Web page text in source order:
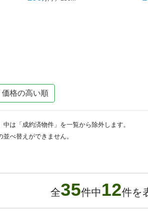
価格の高い順
は「成約済物件」を一覧から除外します。
べ替えができません。
全35件中12件を